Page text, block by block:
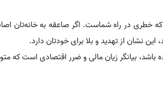
خطری در راه شماست. اگر صاعقه به خانه‌تان
نشان از تهدید و بلا برای خودتان دارد.
بیانگر زیان مالی و ضرر اقتصادی است که